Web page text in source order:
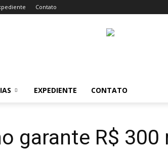
Contato
EXPEDIENTE CONTATO
garante R$ 300